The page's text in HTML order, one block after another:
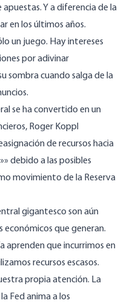
Y a diferencia de la
en los últimos años.
un juego. Hay intereses
por adivinar
sombra cuando salga de la
se ha convertido en un
Roger Koppl
de recursos hacia
debido a las posibles
movimiento de la Reserva
gigantesco son aún
económicos que generan.
aprenden que incurrimos en
recursos escasos.
propia atención. La
Fed anima a los